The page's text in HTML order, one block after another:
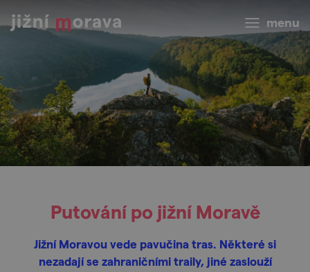
menu
Putování po jižní Moravě
Jižní Moravou vede pavučina tras. Některé si
nezadají se zahraničními traily, jiné zaslouží